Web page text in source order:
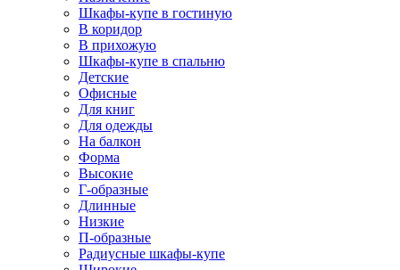
Шкафы-купе в гостиную
В коридор
В прихожую
Шкафы-купе в спальню
Детские
Офисные
Для книг
Для одежды
На балкон
Форма
Высокие
Г-образные
Длинные
Низкие
П-образные
Радиусные шкафы-купе